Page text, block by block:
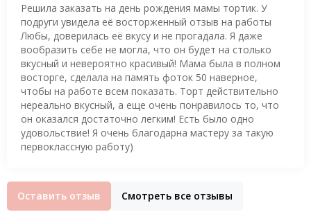
Решила заказать на день рождения мамы тортик. У
подруги увидела её восторженный отзыв на работы
Любы, доверилась её вкусу и не прогадала. Я даже
вообразить себе не могла, что он будет на столько
вкусный и невероятно красивый! Мама была в полном
восторге, сделала на память фоток 50 наверное,
чтобы на работе всем показать. Торт действительно
нереально вкусный, а еще очень понравилось то, что
он оказался достаточно легким! Есть было одно
удовольствие! Я очень благодарна мастеру за такую
первоклассную работу)
Оставить отзыв Смотреть все отзывы